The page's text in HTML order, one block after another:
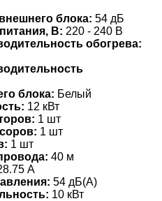
блока: 54 дБ
В: 220 - 240 В
обогрева:
блока: Белый
12 кВт
1 шт
1 шт
1 шт
40 м
А
54 дБ(А)
10 кВт